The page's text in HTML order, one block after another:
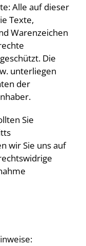
Alle auf dieser
Texte,
Warenzeichen
Die
unterliegen
der
Sie
wir Sie uns auf